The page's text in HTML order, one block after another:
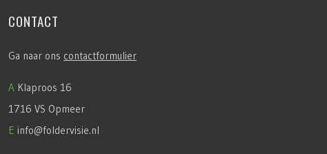
CONTACT
Ga naar ons contactformulier
A Klaproos 16
1716 VS Opmeer
E info@foldervisie.nl